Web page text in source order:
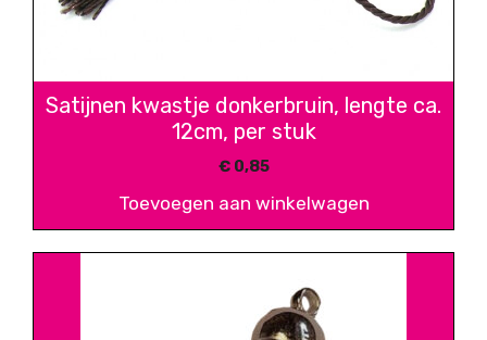
Satijnen kwastje donkerbruin, lengte ca.
12cm, per stuk
€0,85
Toevoegen aan winkelwagen